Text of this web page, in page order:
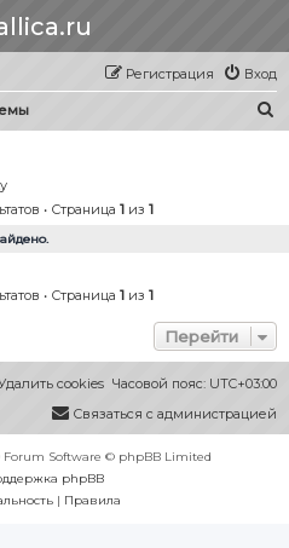
Вход
Регистрация
• Страница 1из 1
• Страница 1из 1
Перейти
Часовой пояс: UTC+03:00
cookies
Связаться с администрацией
Software © phpBB Limited
phpBB
| Правила